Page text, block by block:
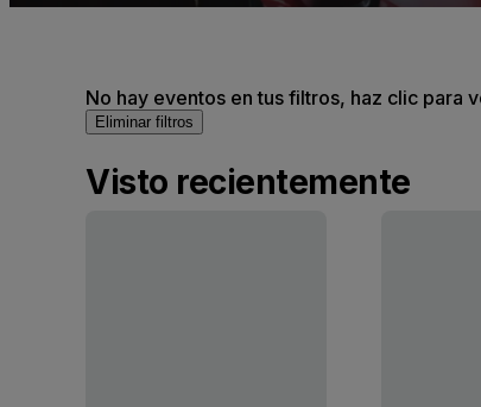
No hay eventos en tus filtros, haz clic para
Eliminar filtros
Visto recientemente